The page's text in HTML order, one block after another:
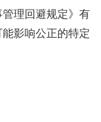
理回避规定》有
影响公正的特定